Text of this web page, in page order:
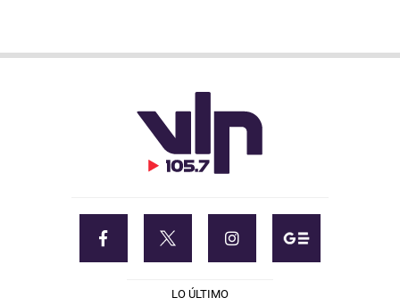
LO ÚLTIMO